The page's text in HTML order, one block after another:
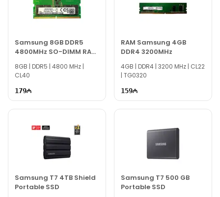
Samsung 8GB DDR5
4800MHz SO-DIMM RAM
M425R1GB4BB0-CQK
8GB | DDR5 | 4800 MHz |
CL40
179
RAM Samsung 4GB
DDR4 3200MHz
4GB | DDR4 | 3200 MHz | CL22
| TG0320
159
Samsung T7 4TB Shield
Portable SSD
Samsung T7 500 GB
Portable SSD